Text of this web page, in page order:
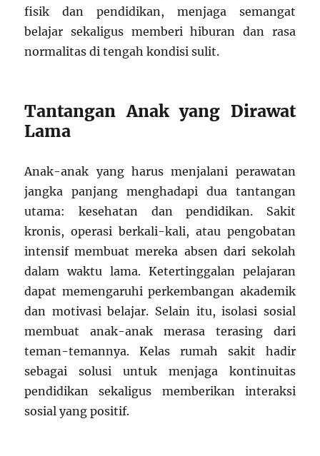
fisik dan pendidikan, menjaga semangat
belajar sekaligus memberi hiburan dan rasa
normalitas di tengah kondisi sulit.
Tantangan Anak yang Dirawat
Lama
Anak-anak yang harus menjalani perawatan
jangka panjang menghadapi dua tantangan
utama: kesehatan dan pendidikan. Sakit
kronis, operasi berkali-kali, atau pengobatan
intensif membuat mereka absen dari sekolah
dalam waktu lama. Ketertinggalan pelajaran
dapat memengaruhi perkembangan akademik
dan motivasi belajar. Selain itu, isolasi sosial
membuat anak-anak merasa terasing dari
teman-temannya. Kelas rumah sakit hadir
sebagai solusi untuk menjaga kontinuitas
pendidikan sekaligus memberikan interaksi
sosial yang positif.